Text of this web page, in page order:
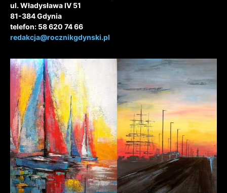
ul. Władysława IV 51
81-384 Gdynia
telefon: 58 620 74 66
redakcja@rocznikgdynski.pl